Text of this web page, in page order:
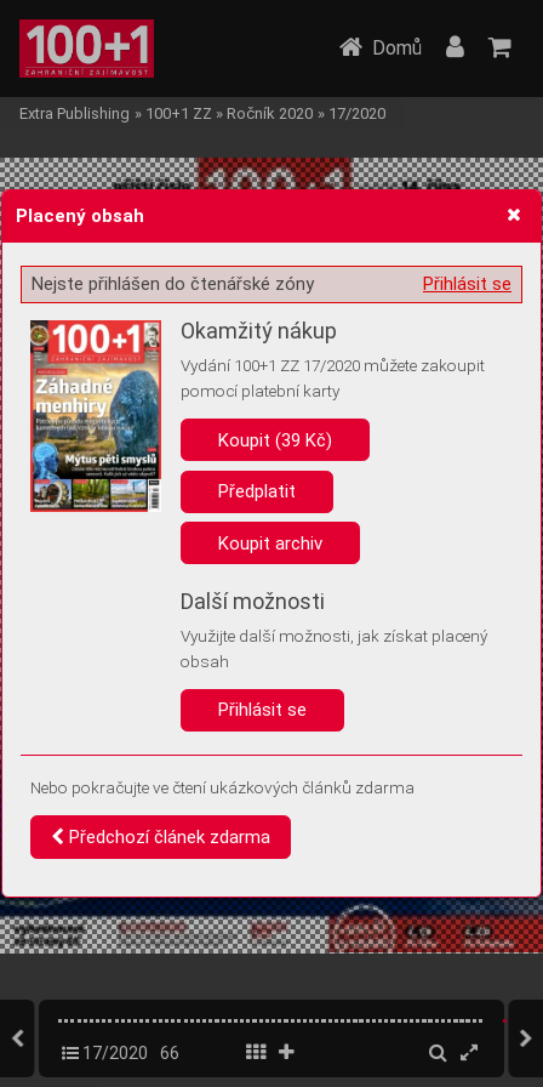
Žádost o souhlas s ukládáním volitelných informací
Pro základní fungování webu nepotřebujeme ukládat žádné informace
(tzv. cookies apod.). Rádi bychom vás ale požádali o souhlas s
uložením volitelných informací:
Anonymní unikátní ID
Díky němu příště poznáme, že se jedná o stejné zařízení, a
Identifikátor je zcela anonymní.
Vaše souhlasy a odmítnutí si ukládáme do vašeho zařízení, abychom se
vás už příště znovu neptali. Můžete je kdykoli později upravit ve Správě
Domů
Extra Publishing » 100+1 ZZ » Ročník 2020 » 17/2020
17/2020 66
Placený obsah
Přihlásit se
Nejste přihlášen do čtenářské zóny
Okamžitý nákup
Vydání 100+1 ZZ 17/2020 můžete zakoupit
pomocí platební karty
Koupit (39 Kč)
Předplatit
Koupit archiv
Další možnosti
Využijte další možnosti, jak získat placený
obsah
Přihlásit se
Nebo pokračujte ve čtení ukázkových článků zdarma
Předchozí článek zdarma